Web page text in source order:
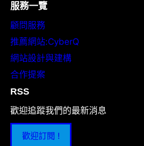
服務一覽
顧問服務
推薦網站:CyberQ
網站設計與建構
合作提案
RSS
歡迎追蹤我們的最新消息
歡迎訂閱 !